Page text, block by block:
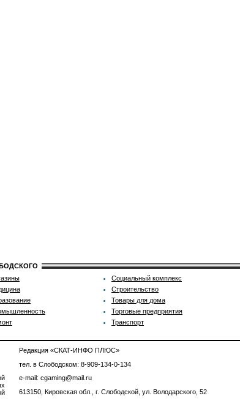
Социальный комплекс
Строительство
Товары для дома
Торговые предприятия
Транспорт
Редакция «СКАТ-ИНФО ПЛЮС»
тел. в Слободском: 8-909-134-0-134
e-mail: cgaming@mail.ru
613150, Кировская обл., г. Слободской, ул. Володарского, 52